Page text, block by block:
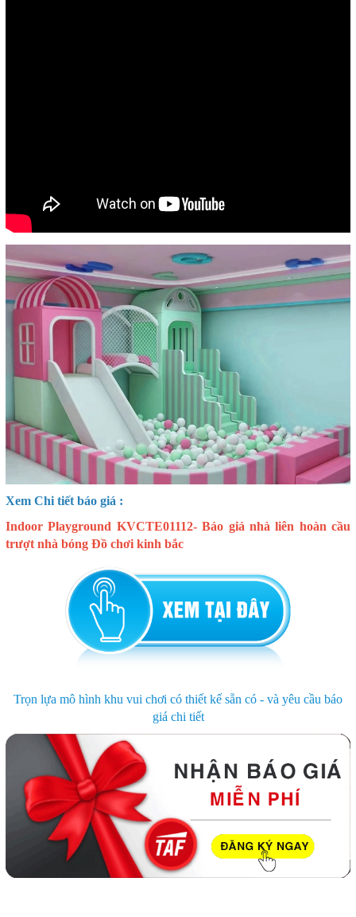
Xem Chi tiết báo giá :
Indoor Playground KVCTE01112- Báo giá nhà liên hoàn cầu
trượt nhà bóng Đồ chơi kinh bắc
Trọn lựa mô hình khu vui chơi có thiết kế sẵn có - và yêu cầu báo
giá chi tiết